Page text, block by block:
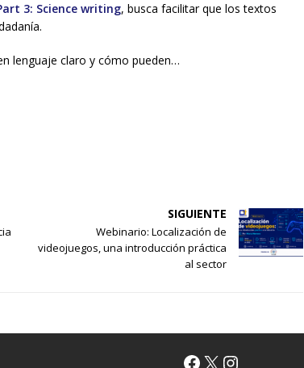
3: Science writing, busca facilitar que los textos
lenguaje claro y cómo pueden…
SIGUIENTE
Webinario: Localización de
videojuegos, una introducción práctica
al sector